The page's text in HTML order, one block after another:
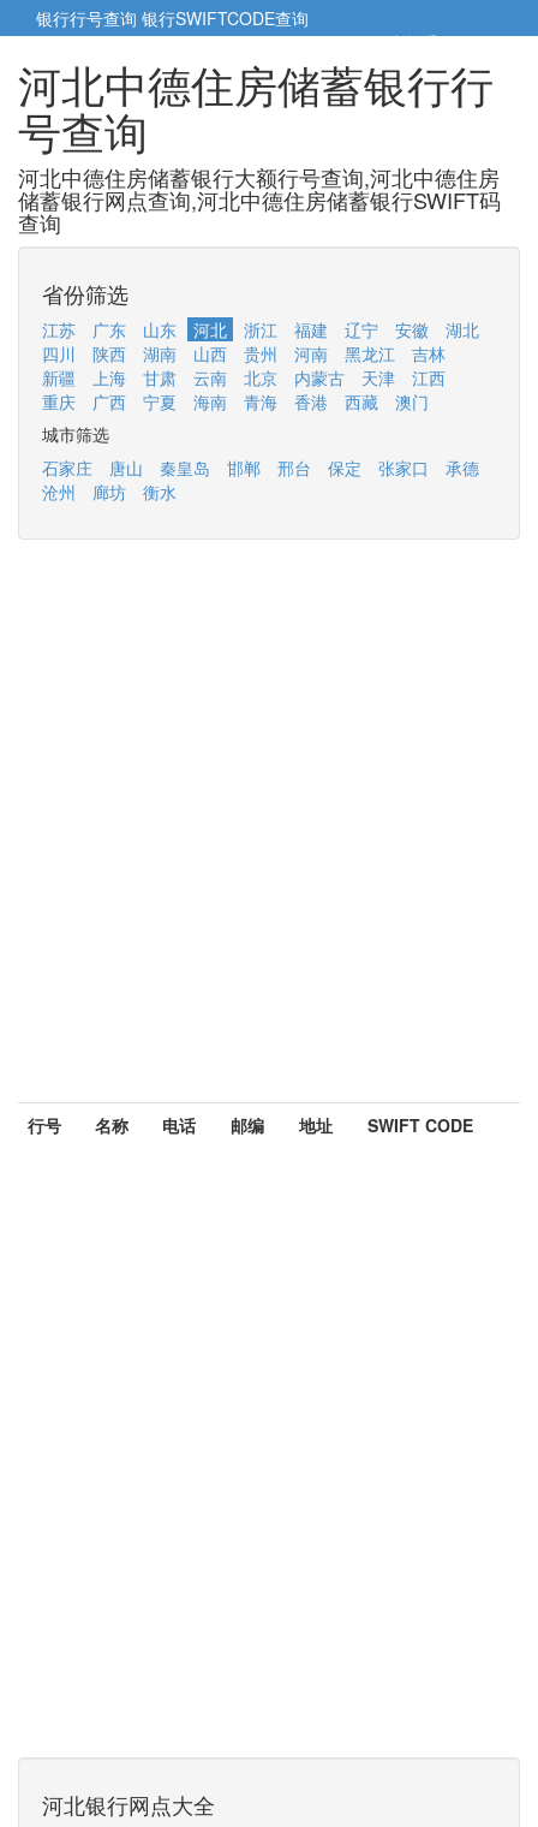
银行行号查询 银行SWIFTCODE查询
5cm小帮手5cm.cn
河北中德住房储蓄银行行
号查询
河北中德住房储蓄银行大额行号查询,河北中德住房
储蓄银行网点查询,河北中德住房储蓄银行SWIFT码
查询
省份筛选
江苏 广东 山东 河北 浙江 福建 辽宁 安徽
湖北
四川
陕西 湖南 山西 贵州 河南 黑龙江
吉林
新疆
上海 甘肃 云南 北京 内蒙古 天津
江西
重庆
广西 宁夏 海南 青海 香港 西藏
澳门
城市筛选
石家庄
唐山 秦皇岛 邯郸 邢台 保定 张家口
承德
沧州
廊坊 衡水
行号 名称 电话 邮编 地址 SWIFT CODE
河北银行网点大全